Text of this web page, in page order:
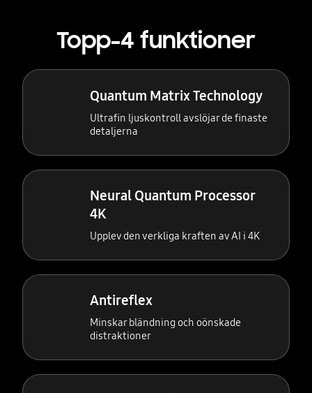
Topp-4 funktioner
Quantum Matrix Technology
Ultrafin ljuskontroll avslöjar de finaste
detaljerna
Neural Quantum Processor
4K
Upplev den verkliga kraften av AI i 4K
Antireflex
Minskar bländning och oönskade
distraktioner